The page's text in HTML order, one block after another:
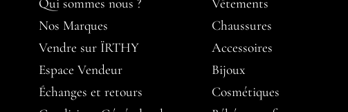
Nos Marques
Vendre sur ÏRTHY
Espace Vendeur
Échanges et retours
Chaussures
Accessoires
Bijoux
Cosmétiques